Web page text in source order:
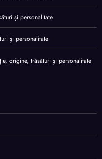
și personalitate
și personalitate
origine, trăsături și personalitate